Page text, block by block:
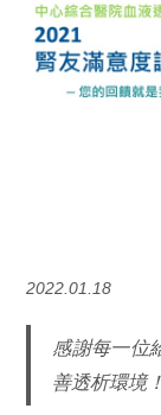
2022.01.18
感謝每一位
善透析環境！